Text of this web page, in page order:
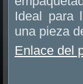
Ideal para
una pieza
Enlace del